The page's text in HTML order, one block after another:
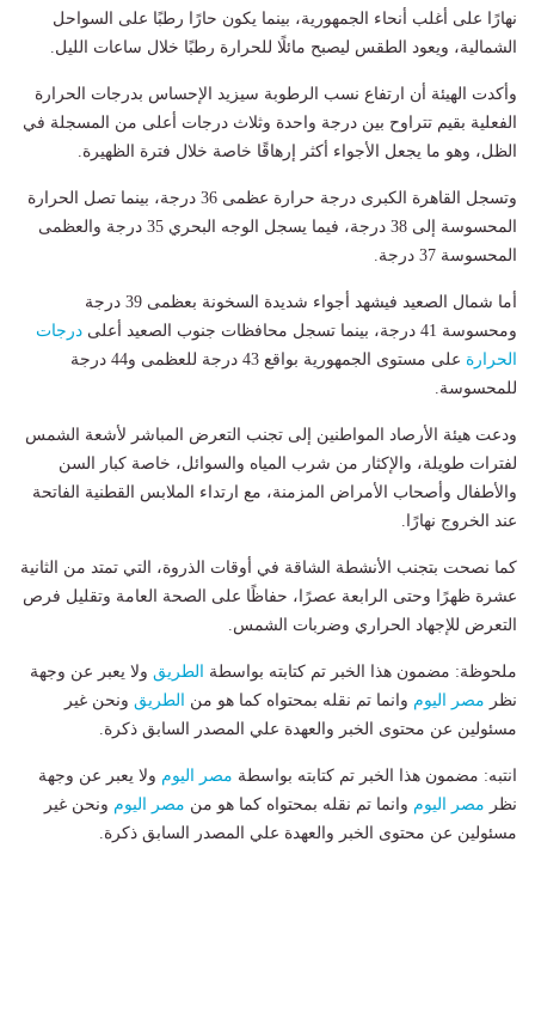
نهارًا على أغلب أنحاء الجمهورية، بينما يكون حارًا رطبًا على السواحل
الشمالية، ويعود الطقس ليصبح مائلًا للحرارة رطبًا خلال ساعات الليل.
وأكدت الهيئة أن ارتفاع نسب الرطوبة سيزيد الإحساس بدرجات الحرارة
الفعلية بقيم تتراوح بين درجة واحدة وثلاث درجات أعلى من المسجلة في
الظل، وهو ما يجعل الأجواء أكثر إرهاقًا خاصة خلال فترة الظهيرة.
وتسجل القاهرة الكبرى درجة حرارة عظمى 36 درجة، بينما تصل الحرارة
المحسوسة إلى 38 درجة، فيما يسجل الوجه البحري 35 درجة والعظمى
المحسوسة 37 درجة.
أما شمال الصعيد فيشهد أجواء شديدة السخونة بعظمى 39 درجة
ومحسوسة 41 درجة، بينما تسجل محافظات جنوب الصعيد أعلى
درجات
الحرارة
على مستوى الجمهورية بواقع 43 درجة للعظمى و44 درجة
للمحسوسة.
ودعت هيئة الأرصاد المواطنين إلى تجنب التعرض المباشر لأشعة الشمس
لفترات طويلة، والإكثار من شرب المياه والسوائل، خاصة كبار السن
والأطفال وأصحاب الأمراض المزمنة، مع ارتداء الملابس القطنية الفاتحة
عند الخروج نهارًا.
كما نصحت بتجنب الأنشطة الشاقة في أوقات الذروة، التي تمتد من الثانية
عشرة ظهرًا وحتى الرابعة عصرًا، حفاظًا على الصحة العامة وتقليل فرص
التعرض للإجهاد الحراري وضربات الشمس.
ملحوظة: مضمون هذا الخبر تم كتابته بواسطة الطريق ولا يعبر عن وجهة
نظر مصر اليوم وانما تم نقله بمحتواه كما هو من الطريق ونحن غير
مسئولين عن محتوى الخبر والعهدة علي المصدر السابق ذكرة.
انتبه: مضمون هذا الخبر تم كتابته بواسطة مصر اليوم ولا يعبر عن وجهة
نظر مصر اليوم وانما تم نقله بمحتواه كما هو من مصر اليوم ونحن غير
مسئولين عن محتوى الخبر والعهدة علي المصدر السابق ذكرة.